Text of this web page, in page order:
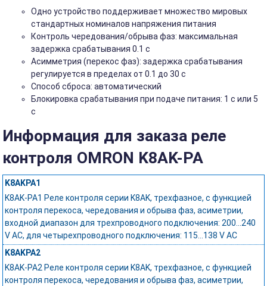
Одно устройство поддерживает множество мировых
стандартных номиналов напряжения питания
Контроль чередования/обрыва фаз: максимальная
задержка срабатывания 0.1 с
Асимметрия (перекос фаз): задержка срабатывания
регулируется в пределах от 0.1 до 30 с
Способ сброса: автоматический
Блокировка срабатывания при подаче питания: 1 с или 5
с
Информация для заказа реле
контроля OMRON K8AK-PA
K8AKPA1
K8AK-PA1 Реле контроля серии K8AK, трехфазное, с функцией
контроля перекоса, чередования и обрыва фаз, асиметрии,
входной диапазон для трехпроводного подключения: 200...240
V AC, для четырехпроводного подключения: 115...138 V AC
K8AKPA2
K8AK-PA2 Реле контроля серии K8AK, трехфазное, с функцией
контроля перекоса, чередования и обрыва фаз, асиметрии,